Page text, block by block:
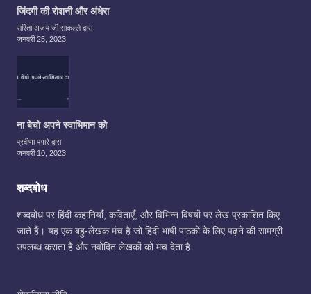
जिंदगी की रोशनी और अंधेरा
सरिता अजय जी साकल्ले द्वारा
जनवरी 25, 2023
ना बेचो अपने स्वाभिमान को
प्रवीणा पगारे द्वारा
जनवरी 10, 2023
शब्दबोध
शब्दबोध पर हिंदी कहानियाँ, कविताएँ, और विभिन्न विषयों पर लेख प्रकाशित किए
जाते हैं। यह एक बहु-लेखक मंच है जो हिंदी भाषी पाठकों के लिए पढ़ने की सामग्री
उपलब्ध कराता है और नवोदित लेखकों को मंच देता है